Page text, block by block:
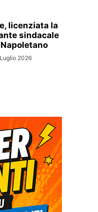
licenziata la
sindacale
2026